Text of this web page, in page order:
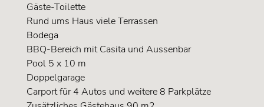
Gäste-Toilette
Rund ums Haus viele Terrassen
Bodega
BBQ-Bereich mit Casita und Aussenbar
Pool 5 x 10 m
Doppelgarage
Carport für 4 Autos und weitere 8 Parkplätze